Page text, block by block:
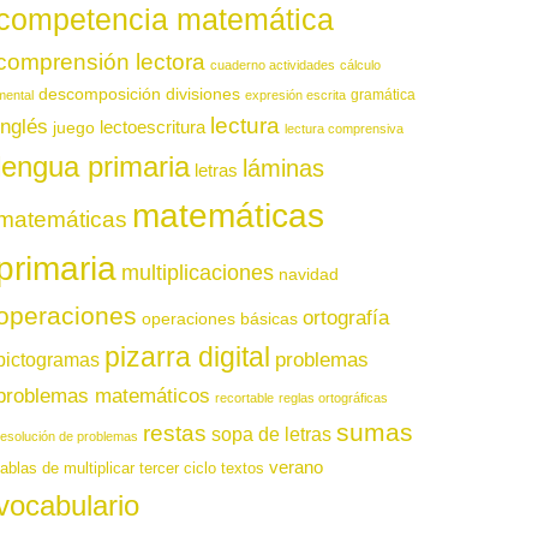
matemática
lectora cuaderno actividades cálculo
descomposición divisiones expresión escrita gramática
juego lectoescritura lectura lectura comprensiva
primaria letras láminas
matemáticas
multiplicaciones navidad
operaciones básicas ortografía
pizarra digital problemas
matemáticos recortable reglas ortográficas
de problemas restas sopa de letras sumas
de multiplicar tercer ciclo textos verano